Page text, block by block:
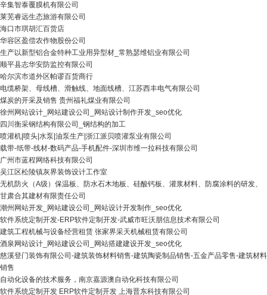
辛集智泰覆膜机有限公司
莱芜睿远生态旅游有限公司
海口市琪胡汇百货店
华容区盈偿农作物股份公司
生产以新型铝合金特种工业用异型材_常熟瑟维铝业有限公司
顺平县志华安防监控有限公司
哈尔滨市道外区帕谬百货商行
电缆桥架、母线槽、滑触线、地面线槽、江苏西丰电气有限公司
煤炭的开采及销售 贵州福礼煤业有限公司
徐州网站设计_网站建设公司_网站设计制作开发_seo优化
四川衡采钢结构有限公司_钢结构的加工
喷灌机|喷头|水泵|油泵生产|浙江派贝喷灌泵业有限公司
载带-纸带-线材-数码产品-手机配件-深圳市维一拉科技有限公司
广州市蓝程网络科技有限公司
吴江区松陵镇灰界装饰设计工作室
无机防火（A级）保温板、防水石木地板、硅酸钙板、灌浆材料、防腐涂料的研发、
甘肃合其建材有限责任公司
潮州网站开发_网站建设公司_网站设计开发制作_seo优化
软件系统定制开发-ERP软件定制开发-武威市旺沃朋信息技术有限公司
建筑工程机械与设备经营租赁 张家界采天机械租赁有限公司
酒泉网站设计_网站建设公司_网站搭建建设开发_seo优化
慈溪登门装饰有限公司-建筑装饰材料销售-建筑陶瓷制品销售-五金产品零售-建筑材料
销售
自动化设备的技术服务，南京嘉源澳自动化科技有限公司
软件系统定制开发 ERP软件定制开发 上海晋东科技有限公司